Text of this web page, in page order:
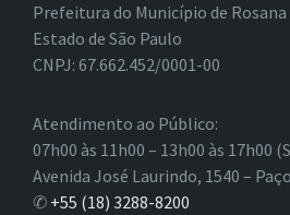
Prefeitura do Município de Rosana
Estado de São Paulo
CNPJ: 67.662.452/0001-00
Atendimento ao Público:
07h00 às 11h00 – 13h00 às 17h00
Avenida José Laurindo, 1540 – Paço
✆ +55 (18) 3288-8200